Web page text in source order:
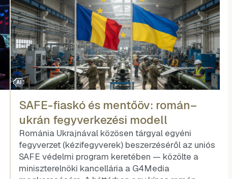
AI
SAFE-fiaskó és mentőöv: román–
ukrán fegyverkezési modell
Románia Ukrajnával közösen tárgyal egyéni
fegyverzet (kézifegyverek) beszerzéséről az uniós
SAFE védelmi program keretében — közölte a
miniszterelnöki kancellária a G4Media